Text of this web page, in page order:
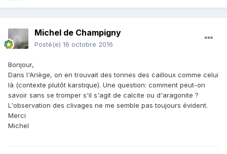
Michel de Champigny
Posté(e) 16 octobre 2016
Bonjour,
Dans l'Ariège, on en trouvait des tonnes des cailloux comme celui
là (contexte plutôt karstique). Une question: comment peut-on
savoir sans se tromper s'il s'agit de calcite ou d'aragonite ?
L'observation des clivages ne me semble pas toujours évident.
Merci
Michel